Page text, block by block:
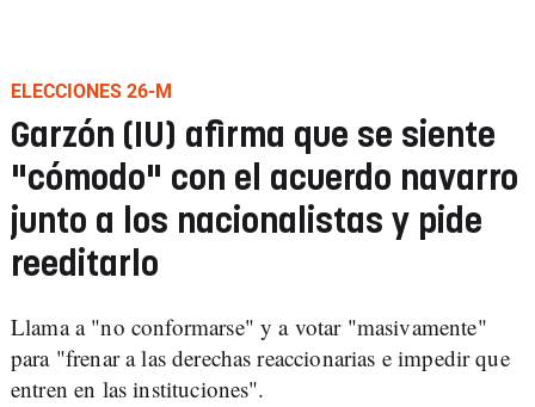
ELECCIONES 26-M
Garzón (IU) afirma que se siente
"cómodo" con el acuerdo navarro
junto a los nacionalistas y pide
reeditarlo
Llama a "no conformarse" y a votar "masivamente"
para "frenar a las derechas reaccionarias e impedir que
entren en las instituciones".